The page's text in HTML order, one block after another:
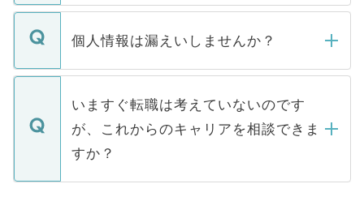
ません。
■応募殺到を避けるため 人気のある医療機
関を公にしてしまうと、応募が殺到する場
に、医療機関が求める条件に合った人材の
みを人材紹介会社に依頼するケースが増え
ています。
転職・入職を強要することは一切ありませ
ん。また、仮に応募先から内定をいただい
定を承諾する必要はありません。内定先へ
の辞退の連絡はキャリアパートナーが行い
個人情報は漏えいしませんか？
個人情報が漏えいすることはありませんの
で、ご安心ください。当サイトからの登録
などで収集したご登録者様の個人情報は、
ご本人のキャリアアップおよび転職活動の
支援を目的に使用いたします。お預かりし
ているすべての個人データはご本人の許可
いますぐ転職は考えていないのです
が、これからのキャリアを相談できま
すか？